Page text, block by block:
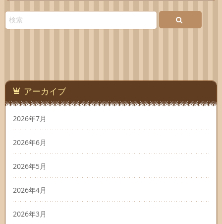
アーカイブ
2026年7月
2026年6月
2026年5月
2026年4月
2026年3月